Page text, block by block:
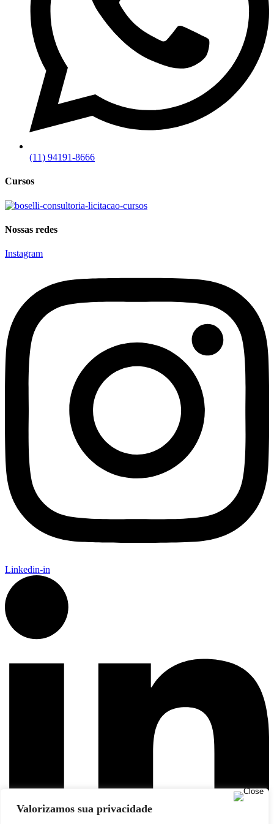
Valorizamos sua privacidade
(11) 94191-8666
Cursos
Nossas redes
Instagram
Linkedin-in